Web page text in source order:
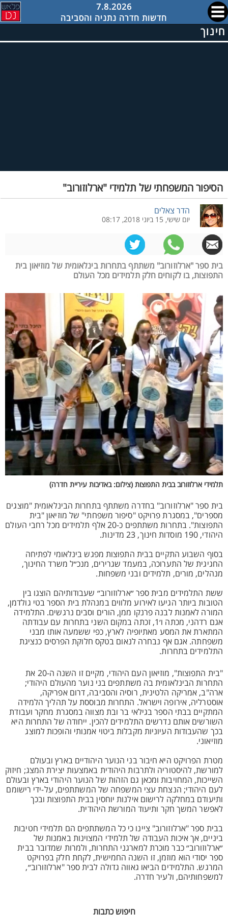
7.8.2026
חדשות חדרה נתניה והסביבה
חינוך
הסיפור המשפחתי של תלמידי "ארלוזורוב"
הדר צאלים
יום שישי, 15 ביוני 2018, 08:17
בית ספר "ארלוזורוב" משתתף בתחרות בינלאומית של מוזיאון בית
התפוצות, בו לקוחים חלק תלמידים מכל העולם
תלמידי ארלוזורוב בבית התפוצות (צילום: באדיבות עיריית חדרה)
בית ספר "ארלוזורוב" בחדרה משתתף בתחרות הבינלאומית "מוצגים
מספרים", במסגרת פרויקט "סיפור משפחתי" של מוזיאון "בית
התפוצות". בתחרות משתתפים כ-20 אלף תלמידים מכל רחבי העולם
היהודי, 190 מוסדות חינוך, 23 מדינות.
בסוף השבוע התקיים בבית התפוצות מפגש בינלאומי לפתיחה
החגיגית של התערוכה, במעמד שגרירים, מנכ״ל משרד החינוך,
מנהלים, מורים, תלמידים ובני משפחות.
ששת התלמידים מבית ספר ״ארלוזורוב״ שעבודותיהם הוצגו בין
הטובות ביותר הגיעו לאירוע מלווים במנהלת בית הספר בטי גולדמן,
המורה לאמנות לבנה פרנקו ממן, הורים וסבים נרגשים. התלמידה
אגם רדהני, מכתה ו׳1, זכתה במקום השני בתחרות עם עבודתה
המתארת את המסע מאתיופיה לארץ, כפי ששמעה אותו מבני
משפחתה. אגם אף נבחרה לנאום בטקס חלוקת הפרסים כנציגת
התלמידים בתחרות.
"בית התפוצות", מוזיאון העם היהודי, מקיים זו השנה ה-20 את
התחרות הבינלאומית בה משתתפים בני נוער מהעולם היהודי;
ארה"ב, אמריקה הלטינית, רוסיה והסביבה, דרום אפריקה,
אוסטרליה, אירופה וישראל. התחרות מבוססת על תהליך הלמידה
המתקיים בבתי הספר בגילאי בר ובת מצווה במסגרת מחקר ועבודת
השורשים אותם נדרשים התלמידים להכין. ייחודה של התחרות היא
בכך שהעבודות העיוניות מקבלות ביטוי אמנותי והופכות למוצג
מוזיאוני.
מטרת הפרויקט היא חיבור בני הנוער היהודיים בארץ ובעולם
למורשת, להיסטוריה ולתרבות היהודית באמצעות יצירת המצג; חיזוק
השייכות, המחויבות ומכאן גם הזהות של הנוער היהודי בארץ ובעולם
לעם היהודי; הנצחת עצי המשפחה של המשתתפים, על-ידי רישומם
ותיעודם במחלקה לרישום אילנות יוחסין בבית התפוצות ובכך
לאפשר המשך חקר ותיעוד המורשת היהודית.
בבית ספר "ארלוזורוב" ציינו כי כל המשתתפים הם תלמידי חטיבות
ביניים, אך איכות העבודה של תלמידי המצוינות באמנות של
״ארלוזורוב״ כבר מוכרת למארגני התחרות, ולמרות שמדובר בבית
ספר יסודי הוא מוזמן, זו השנה החמישית, לקחת חלק בפרויקט
המרגש. התלמידים הביאו גאווה גדולה לבית ספר "ארלוזורוב״,
למשפחותיהם, ולעיר חדרה.
חיפוש כתבות